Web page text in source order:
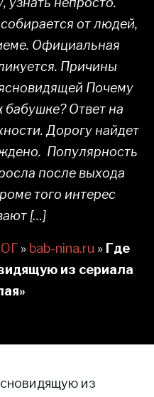
от людей,
Официальная
Причины
Почему
бабушке? Ответ на
Дорогу найдет
Популярность
после выхода
того интерес
[…]
» bab-nina.ru » Где
из сериала